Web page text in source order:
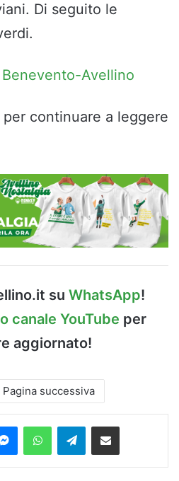
Di seguito le
Avellino
continuare a leggere
su WhatsApp!
canale YouTube per
aggiornato!
Pagina successiva
MessengerWhatsAppTelegramCondividi via Email